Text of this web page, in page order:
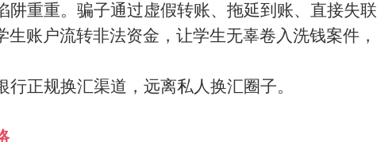
阱重重。骗子通过虚假转账、拖延到账、直接失联
账户流转非法资金，让学生无辜卷入洗钱案件，
正规换汇渠道，远离私人换汇圈子。